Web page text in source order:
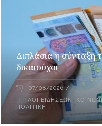
Διπλάσια η σύνταξη
δικαιούχοι
07/08/2026
ΤΊΤΛΟΙ ΕΙΔΉΣΕΩΝ ,
ΠΟΛΙΤΙΚΉ